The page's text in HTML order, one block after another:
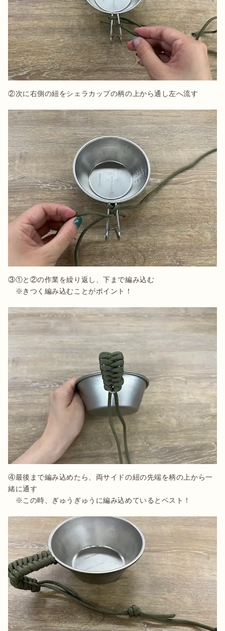
②次に右側の紐をシェラカップの柄の上から通し左へ流す
③①と②の作業を繰り返し、下まで編み込む
※きつく編み込むことがポイント！
④最後まで編み込めたら、両サイドの紐の先端を柄の上から一
緒に通す
※この時、ぎゅうぎゅうに編み込めているとベスト！